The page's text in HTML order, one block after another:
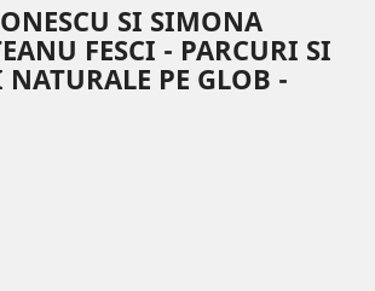
SI SIMONA
FESCI - PARCURI SI
NATURALE PE GLOB -